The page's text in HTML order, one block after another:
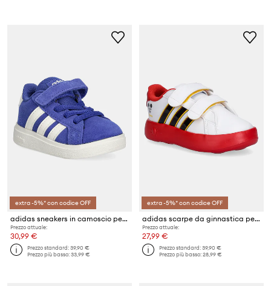
extra -5%* con codice OFF
adidas sneakers in camoscio per bambini GRAND COURT 00s
Prezzo attuale:
30,99 €
Prezzo standard:39,90 €
Prezzo più basso:33,99 €
extra -5%* con codice OFF
adidas scarpe da ginnastica per bambini GRAND COURT MICKEY
Prezzo attuale:
27,99 €
Prezzo standard:39,90 €
Prezzo più basso:28,99 €